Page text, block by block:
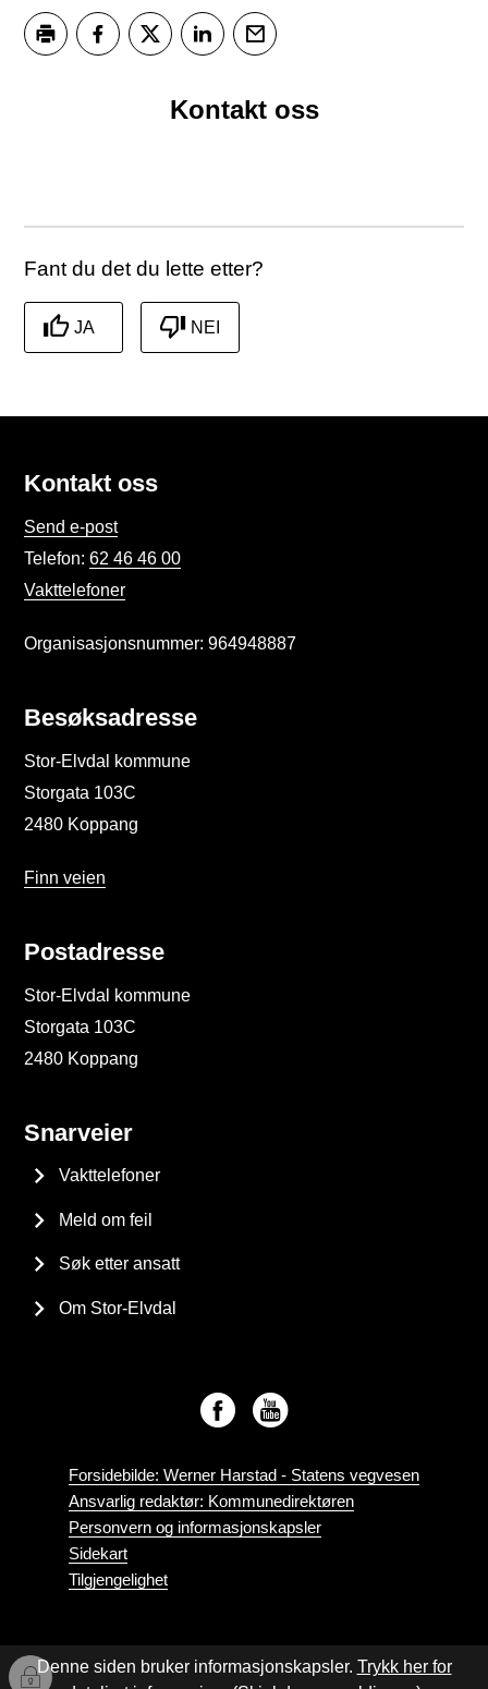
Kontakt oss
Fant du det du lette etter?
JA NEI
Kontakt oss
Send e-post
Telefon:62 46 46 00
Vakttelefoner
Organisasjonsnummer: 964948887
Besøksadresse
Stor-Elvdal kommune
Storgata 103C
2480 Koppang
Finn veien
Postadresse
Stor-Elvdal kommune
Storgata 103C
2480 Koppang
Snarveier
Vakttelefoner
Meld om feil
Søk etter ansatt
Om Stor-Elvdal
Forsidebilde: Werner Harstad - Statens vegvesen
Ansvarlig redaktør: Kommunedirektøren
Personvern og informasjonskapsler
Sidekart
Tilgjengelighet
Denne siden bruker informasjonskapsler. Trykk her for